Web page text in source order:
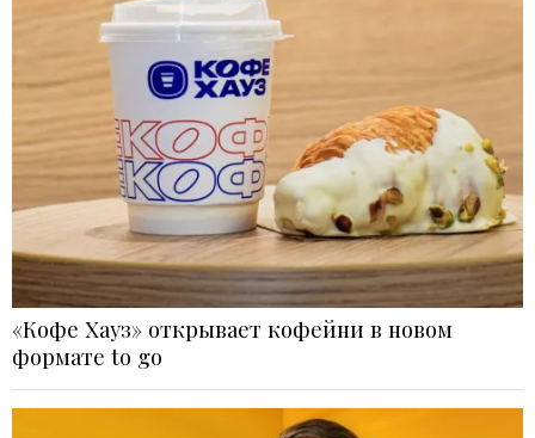
«Кофе Хауз» открывает кофейни в новом
формате to go